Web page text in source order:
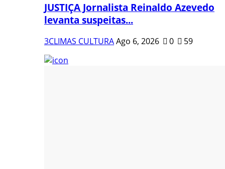
JUSTIÇA Jornalista Reinaldo Azevedo
levanta suspeitas...
3CLIMAS CULTURAAgo 6, 2026 0 59